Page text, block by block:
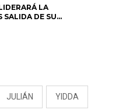
LA
SALIDA DE SU
CON
JULIÁN YIDDA